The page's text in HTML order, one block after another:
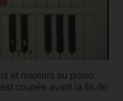
et majeurs au piano.
coupée avant la fin de